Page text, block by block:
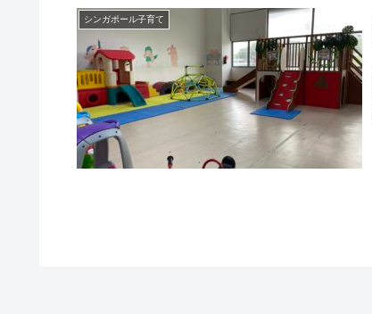
シンガポール子育て